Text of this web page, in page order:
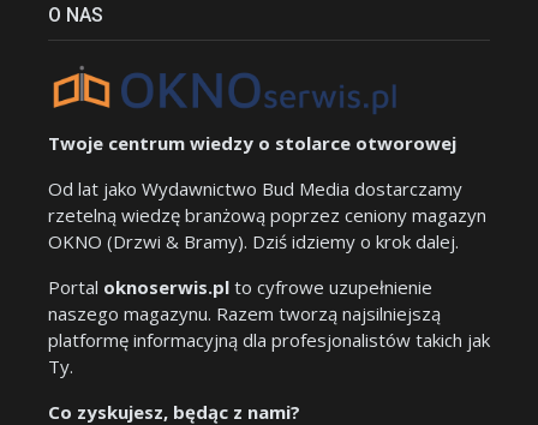
O NAS
Twoje centrum wiedzy o stolarce otworowej
Od lat jako Wydawnictwo Bud Media dostarczamy
rzetelną wiedzę branżową poprzez ceniony magazyn
OKNO (Drzwi & Bramy). Dziś idziemy o krok dalej.
Portal oknoserwis.pl to cyfrowe uzupełnienie
naszego magazynu. Razem tworzą najsilniejszą
platformę informacyjną dla profesjonalistów takich jak
Ty.
Co zyskujesz, będąc z nami?